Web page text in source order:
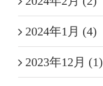
2024年1月 (4)
2023年12月 (1)